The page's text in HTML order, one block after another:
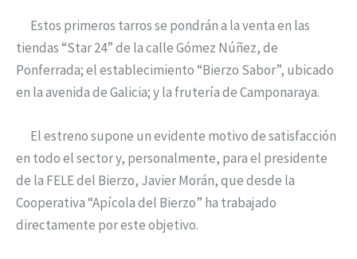
Estos primeros tarros se pondrán a la venta en las
tiendas “Star 24” de la calle Gómez Núñez, de
Ponferrada; el establecimiento “Bierzo Sabor”, ubicado
en la avenida de Galicia; y la frutería de Camponaraya.
El estreno supone un evidente motivo de satisfacción
en todo el sector y, personalmente, para el presidente
de la FELE del Bierzo, Javier Morán, que desde la
Cooperativa “Apícola del Bierzo” ha trabajado
directamente por este objetivo.